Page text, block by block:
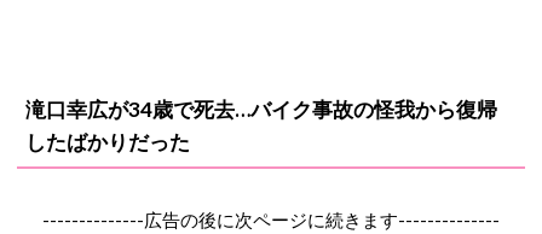
滝口幸広が34歳で死去…バイク事故の怪我から復帰
したばかりだった
--------------広告の後に次ページに続きます--------------